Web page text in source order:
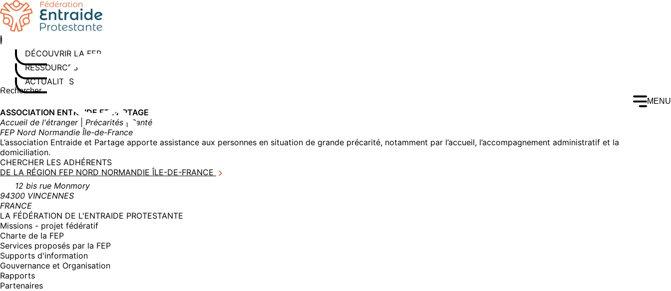
Aller
au
contenu
DÉCOUVRIR LA FEP
RESSOURCES
ACTUALITÉS
Rechercher sur le site
Saisissez au moins 3 caractères pour lancer la recherche
MENU
ASSOCIATION ENTRAIDE ET PARTAGE
Accueil de l'étranger| Précarités | Santé
FEP Nord Normandie Île-de-France
L’association Entraide et Partage apporte assistance aux personnes en situation de grande précarité, notamment par l’accueil, l’accompagnement administratif et la
domiciliation.
CHERCHER LES ADHÉRENTS
DE LA RÉGION FEP NORD NORMANDIE ÎLE-DE-FRANCE
12 bis rue Monmory
94300 VINCENNES
FRANCE
LA FÉDÉRATION DE L'ENTRAIDE PROTESTANTE
Missions - projet fédératif
Charte de la FEP
Services proposés par la FEP
Supports d'information
Gouvernance et Organisation
Rapports
Partenaires